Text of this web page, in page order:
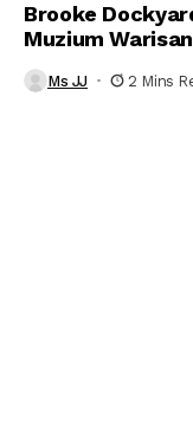
Brooke
Muzium
Ms JJ 2 Mins